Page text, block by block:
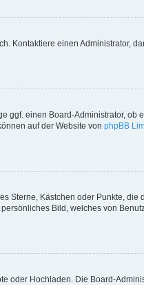
Kontaktiere einen Administrator,
ggf. einen Board-Administrator, ob
auf der Website von phpBB
Sterne, Kästchen oder Punkte, die
Bild, welches von
oder Hochladen. Die Board-